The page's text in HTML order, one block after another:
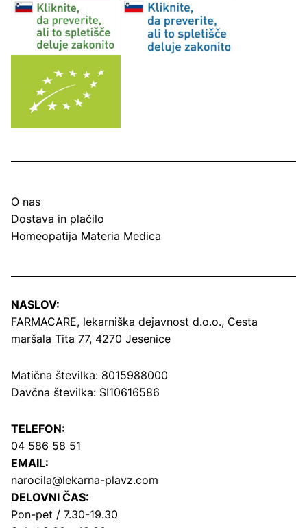
O nas
Dostava in plačilo
Homeopatija Materia Medica
NASLOV:
FARMACARE, lekarniška dejavnost d.o.o., Cesta
maršala Tita 77, 4270 Jesenice
Matična številka: 8015988000
Davčna številka: SI10616586
TELEFON:
04 586 58 51
EMAIL:
narocila@lekarna-plavz.com
DELOVNI ČAS:
Pon-pet / 7.30-19.30